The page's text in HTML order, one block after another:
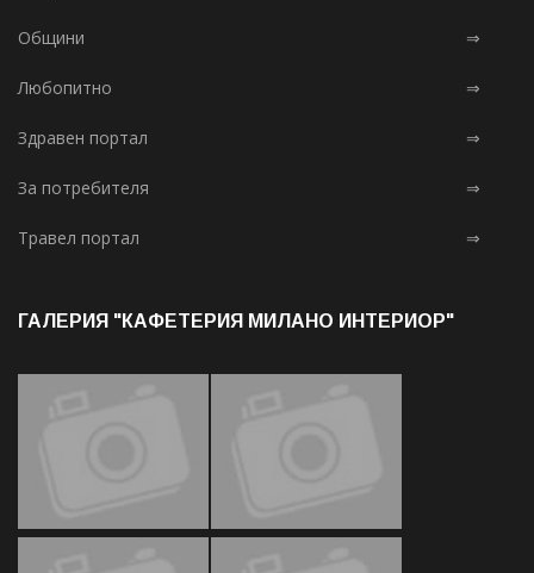
Общини ⇒
Любопитно ⇒
Здравен портал ⇒
За потребителя ⇒
Травел портал ⇒
ГАЛЕРИЯ "КАФЕТЕРИЯ МИЛАНО ИНТЕРИОР"